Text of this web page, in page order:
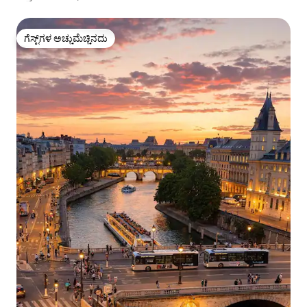
ಗೆಸ್ಟ್‌ಗಳ ಅಚ್ಚುಮೆಚ್ಚಿನದು
ಗೆಸ್ಟ್‌ಗಳ ಅಚ್ಚುಮೆಚ್ಚಿನದು